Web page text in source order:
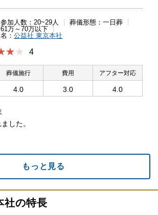
参加人数：20~29人
葬儀形態：一日葬
万～70万以下
： 公益社 東京本社
4
葬儀施行
4.0
費用
3.0
アフター対応
4.0
した。
もっと見る
社の特長